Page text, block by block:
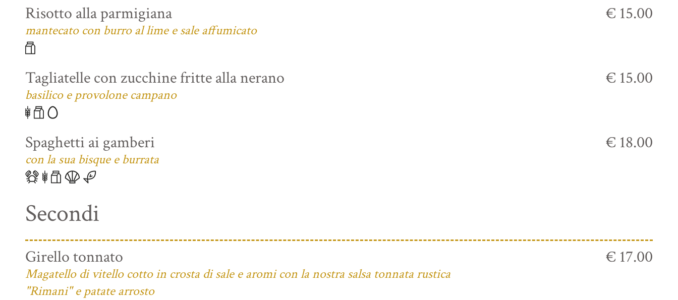
Risotto alla parmigiana
mantecato con burro al lime e sale affumicato
€ 15.00
Tagliatelle con zucchine fritte alla nerano
basilico e provolone campano
€ 15.00
Spaghetti ai gamberi
con la sua bisque e burrata
€ 18.00
Secondi
Girello tonnato
Magatello di vitello cotto in crosta di sale e aromi con la nostra salsa tonnata rustica
"Rimani" e patate arrosto
€ 17.00